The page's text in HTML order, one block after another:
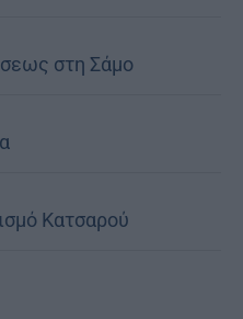
στη Σάμο
Κατσαρού